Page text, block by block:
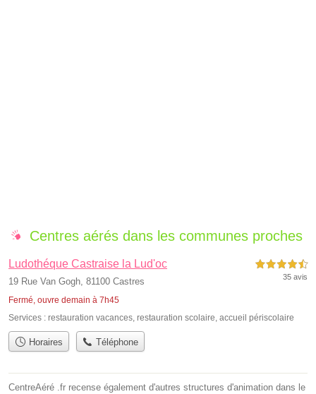
Centres aérés dans les communes proches
Ludothéque Castraise la Lud'oc
19 Rue Van Gogh, 81100 Castres
Fermé, ouvre demain à 7h45
4,5 étoiles sur 5
35 avis
Services : restauration vacances, restauration scolaire, accueil périscolaire
Horaires Téléphone
CentreAéré .fr recense également d'autres structures d'animation dans le